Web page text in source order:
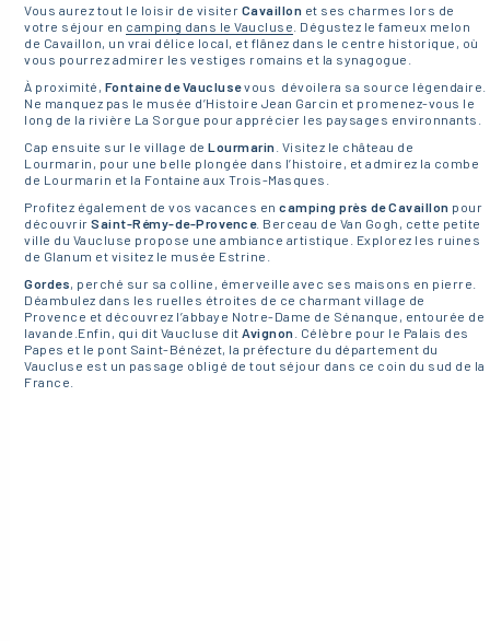
Vous aurez tout le loisir de visiter Cavaillon et ses charmes lors de
votre séjour en camping dans le Vaucluse . Dégustez le fameux melon
de Cavaillon, un vrai délice local, et flânez dans le centre historique, où
vous pourrez admirer les vestiges romains et la synagogue.
À proximité, Fontaine de Vauclusevous dévoilera sa source légendaire.
Ne manquez pas le musée d’Histoire Jean Garcin et promenez-vous le
long de la rivière La Sorgue pour apprécier les paysages environnants.
Cap ensuite sur le village deLourmarin . Visitez le château de
Lourmarin, pour une belle plongée dans l’histoire, et admirez la combe
de Lourmarin et la Fontaine aux Trois-Masques.
Profitez également de vos vacances encamping près de Cavaillon pour
découvrirSaint-Rémy-de-Provence. Berceau de Van Gogh, cette petite
ville du Vaucluse propose une ambiance artistique. Explorez les ruines
de Glanum et visitez le musée Estrine.
Gordes , perché sur sa colline, émerveille avec ses maisons en pierre.
Déambulez dans les ruelles étroites de ce charmant village de
Provence et découvrez l’abbaye Notre-Dame de Sénanque, entourée de
lavande.Enfin, qui dit Vaucluse dit Avignon . Célèbre pour le Palais des
Papes et le pont Saint-Bénézet, la préfecture du département du
Vaucluse est un passage obligé de tout séjour dans ce coin du sud de la
France.